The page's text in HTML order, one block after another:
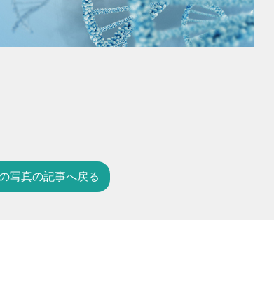
写真の記事へ戻る